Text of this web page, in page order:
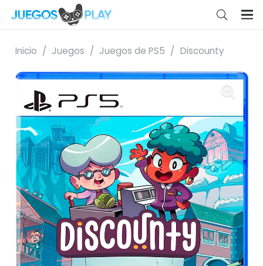
Inicio / Juegos / Juegos de PS5 / Discounty